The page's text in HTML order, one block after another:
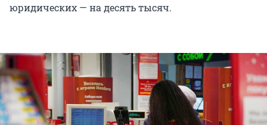
юридических — на десять тысяч.